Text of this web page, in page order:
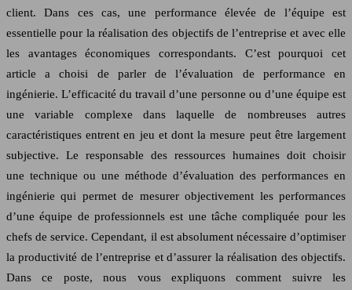
client. Dans ces cas, une performance élevée de l’équipe est
essentielle pour la réalisation des objectifs de l’entreprise et avec elle
les avantages économiques correspondants. C’est pourquoi cet
article a choisi de parler de l’évaluation de performance en
ingénierie. L’efficacité du travail d’une personne ou d’une équipe est
une variable complexe dans laquelle de nombreuses autres
caractéristiques entrent en jeu et dont la mesure peut être largement
subjective. Le responsable des ressources humaines doit choisir
une technique ou une méthode d’évaluation des performances en
ingénierie qui permet de mesurer objectivement les performances
d’une équipe de professionnels est une tâche compliquée pour les
chefs de service. Cependant, il est absolument nécessaire d’optimiser
la productivité de l’entreprise et d’assurer la réalisation des objectifs.
Dans ce poste, nous vous expliquons comment suivre les